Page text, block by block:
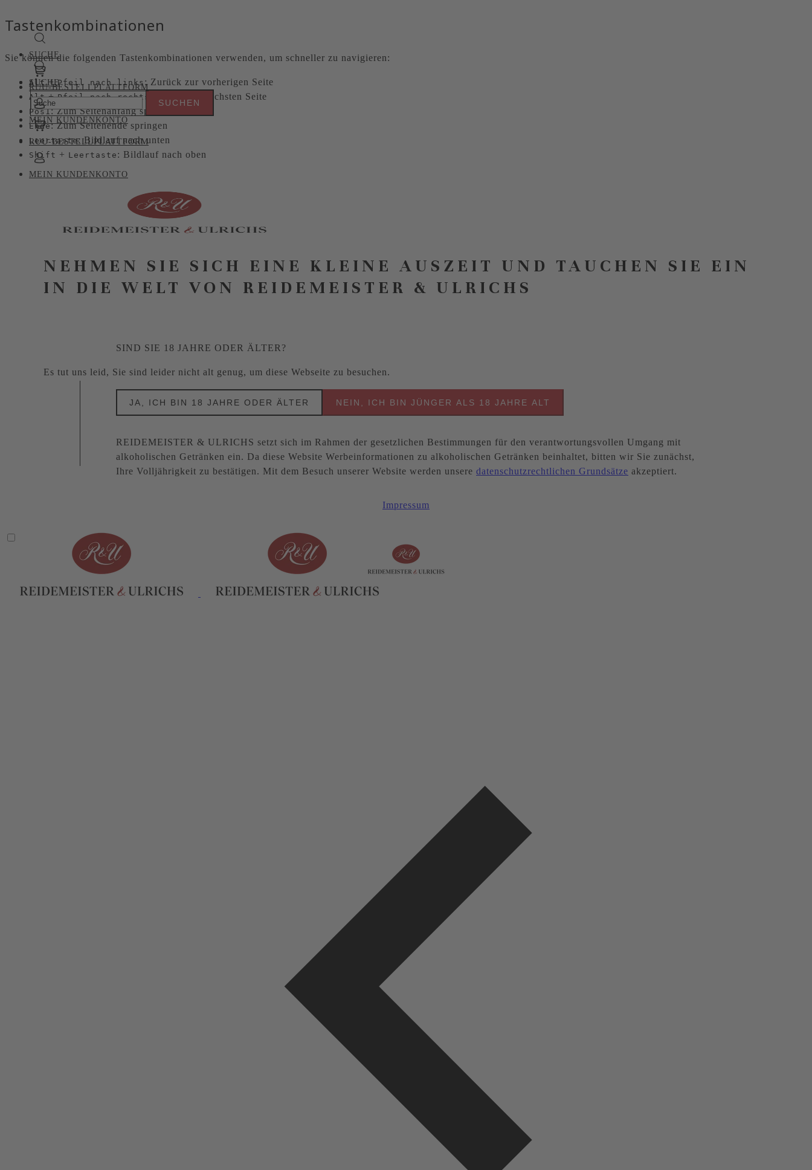
Tastenkombinationen
Sie können die folgenden Tastenkombinationen verwenden, um schneller zu navigieren:
Alt+Pfeil nach links : Zurück zur vorherigen Seite
Alt+Pfeil nach rechts : Weiter zur nächsten Seite
Pos1: Zum Seitenanfang springen
Ende: Zum Seitenende springen
Leertaste: Bildlauf nach unten
Shift + Leertaste : Bildlauf nach oben
NEHMEN SIE SICH EINE KLEINE AUSZEIT UND TAUCHEN SIE EIN
IN DIE WELT VON REIDEMEISTER & ULRICHS
SIND SIE 18 JAHRE ODER ÄLTER?
Es tut uns leid, Sie sind leider nicht alt genug, um diese Webseite zu besuchen.
JA, ICH BIN 18 JAHRE ODER ÄLTER NEIN, ICH BIN JÜNGER ALS 18 JAHRE ALT
REIDEMEISTER & ULRICHS setzt sich im Rahmen der gesetzlichen Bestimmungen für den verantwortungsvollen Umgang mit
alkoholischen Getränken ein. Da diese Website Werbeinformationen zu alkoholischen Getränken beinhaltet, bitten wir Sie zunächst,
Ihre Volljährigkeit zu bestätigen. Mit dem Besuch unserer Website werden unsere datenschutzrechtlichen Grundsätze akzeptiert.
Impressum
SUCHE
RUU-BESTELLPLATTFORM
MEIN KUNDENKONTO
SUCHE
RUU-BESTELLPLATTFORM
MEIN KUNDENKONTO